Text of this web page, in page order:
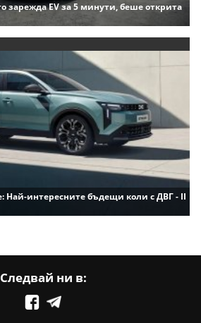
зарежда EV за 5 минути, беше открита
Най-интересните бъдещи коли с ДВГ - II
Следвай ни в: